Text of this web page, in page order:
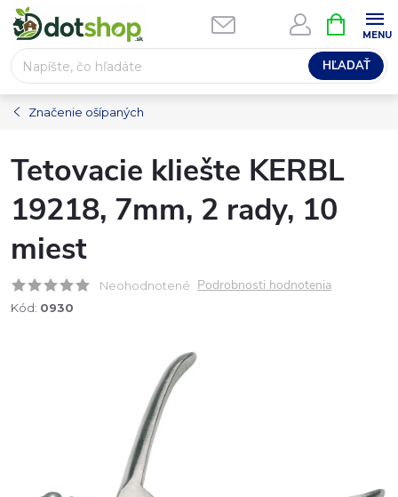
Prejsť
na
obsah
HĽADAŤ
KOŠÍK
Značenie ošípaných
Tetovacie kliešte KERBL
19218, 7mm, 2 rady, 10
miest
Neohodnotené Podrobnosti hodnotenia
Kód: 0930